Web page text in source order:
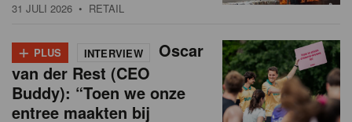
31 JULI 2026 • RETAIL
+ PLUS INTERVIEW
Oscar
van der Rest (CEO
Buddy): “Toen we onze
entree maakten bij